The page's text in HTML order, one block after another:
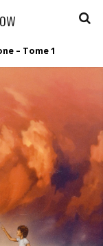
– Tome 1